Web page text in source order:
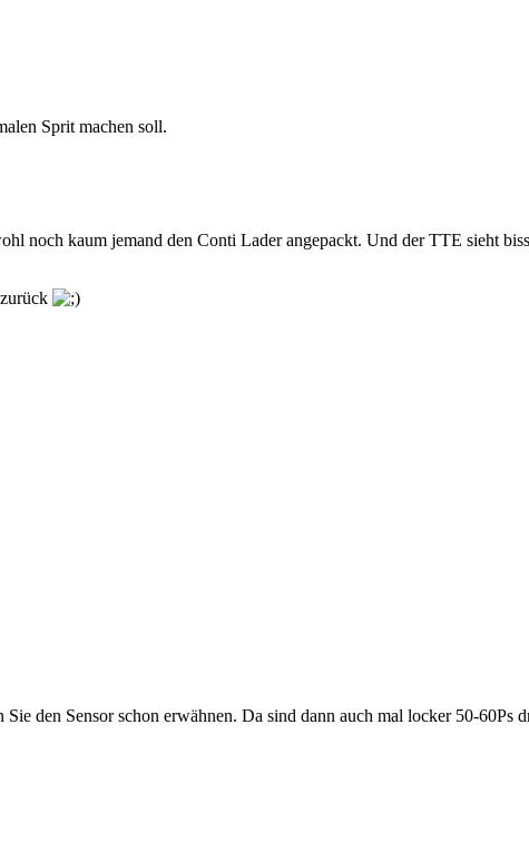
Sprit machen soll.
noch kaum jemand den Conti Lader angepackt. Und der TTE sieht
den Sensor schon erwähnen. Da sind dann auch mal locker 50-60Ps